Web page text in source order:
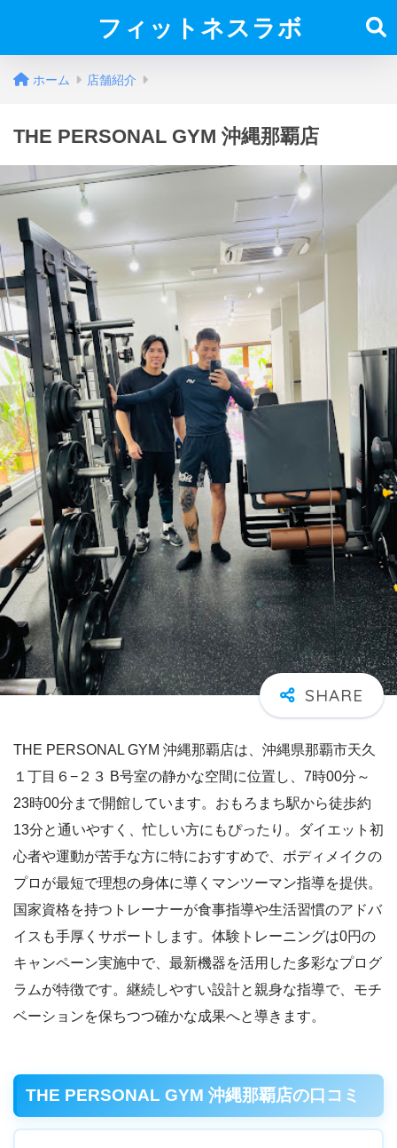
フィットネスラボ
ホーム 店舗紹介
THE PERSONAL GYM 沖縄那覇店
THE PERSONAL GYM 沖縄那覇店は、沖縄県那覇市天久
１丁目６−２３ B号室の静かな空間に位置し、7時00分～
23時00分まで開館しています。おもろまち駅から徒歩約
13分と通いやすく、忙しい方にもぴったり。ダイエット初
心者や運動が苦手な方に特におすすめで、ボディメイクの
プロが最短で理想の身体に導くマンツーマン指導を提供。
国家資格を持つトレーナーが食事指導や生活習慣のアドバ
イスも手厚くサポートします。体験トレーニングは0円の
キャンペーン実施中で、最新機器を活用した多彩なプログ
ラムが特徴です。継続しやすい設計と親身な指導で、モチ
ベーションを保ちつつ確かな成果へと導きます。
THE PERSONAL GYM 沖縄那覇店の口コミ